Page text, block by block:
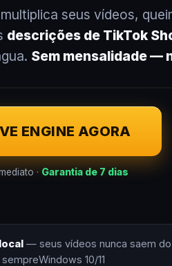
seus vídeos,
descrições de TikTok
Sem mensalidade —
ENGINE AGORA
· Garantia de 7 dias
— seus vídeos nunca saem do
sempreWindows 10/11